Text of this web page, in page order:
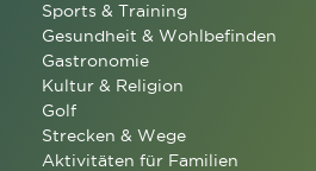
Sports & Training
Gesundheit & Wohlbefinden
Gastronomie
Kultur & Religion
Golf
Strecken & Wege
Aktivitäten für Familien